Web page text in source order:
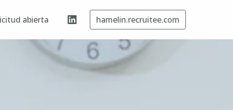
abierta hamelin.recruitee.com